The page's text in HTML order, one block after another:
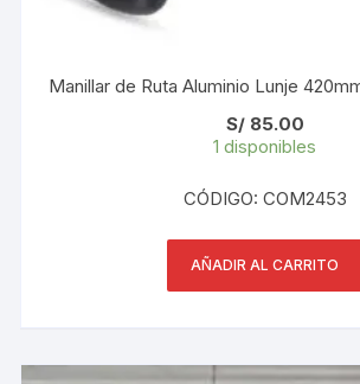
Manillar de Ruta Aluminio Lunje
S/85.00
1 disponibles
CÓDIGO: COM2453
AÑADIR AL CARRITO